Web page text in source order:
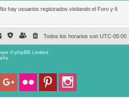
hay usuarios registrados visitando el Foro y 6
Todos los horarios son UTC-05:00
© phpBB Limited